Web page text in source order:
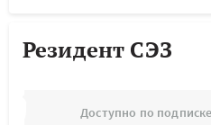
Резидент СЭЗ
Доступно по